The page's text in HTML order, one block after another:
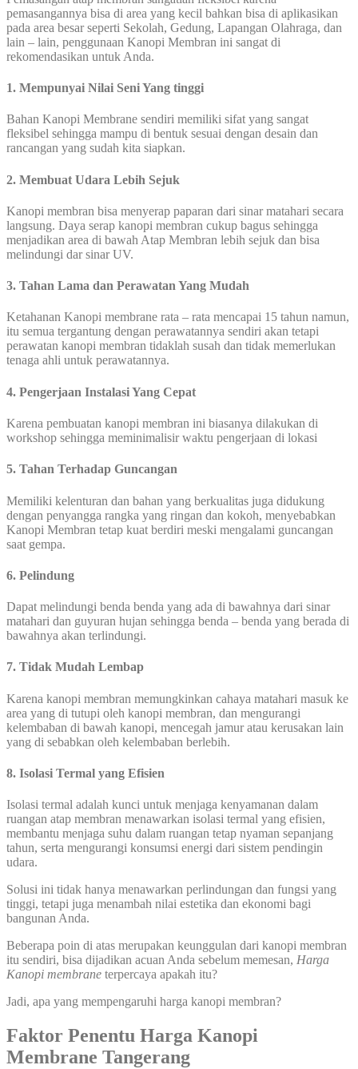
pemasangannya bisa di area yang kecil bahkan bisa di aplikasikan
pada area besar seperti Sekolah, Gedung, Lapangan Olahraga, dan
lain – lain, penggunaan Kanopi Membran ini sangat di
rekomendasikan untuk Anda.
1. Mempunyai Nilai Seni Yang tinggi
Bahan Kanopi Membrane sendiri memiliki sifat yang sangat
fleksibel sehingga mampu di bentuk sesuai dengan desain dan
rancangan yang sudah kita siapkan.
2. Membuat Udara Lebih Sejuk
Kanopi membran bisa menyerap paparan dari sinar matahari secara
langsung. Daya serap kanopi membran cukup bagus sehingga
menjadikan area di bawah Atap Membran lebih sejuk dan bisa
melindungi dar sinar UV.
3. Tahan Lama dan Perawatan Yang Mudah
Ketahanan Kanopi membrane rata – rata mencapai 15 tahun namun,
itu semua tergantung dengan perawatannya sendiri akan tetapi
perawatan kanopi membran tidaklah susah dan tidak memerlukan
tenaga ahli untuk perawatannya.
4. Pengerjaan Instalasi Yang Cepat
Karena pembuatan kanopi membran ini biasanya dilakukan di
workshop sehingga meminimalisir waktu pengerjaan di lokasi
5. Tahan Terhadap Guncangan
Memiliki kelenturan dan bahan yang berkualitas juga didukung
dengan penyangga rangka yang ringan dan kokoh, menyebabkan
Kanopi Membran tetap kuat berdiri meski mengalami guncangan
saat gempa.
6. Pelindung
Dapat melindungi benda benda yang ada di bawahnya dari sinar
matahari dan guyuran hujan sehingga benda – benda yang berada di
bawahnya akan terlindungi.
7. Tidak Mudah Lembap
Karena kanopi membran memungkinkan cahaya matahari masuk ke
area yang di tutupi oleh kanopi membran, dan mengurangi
kelembaban di bawah kanopi, mencegah jamur atau kerusakan lain
yang di sebabkan oleh kelembaban berlebih.
8. Isolasi Termal yang Efisien
Isolasi termal adalah kunci untuk menjaga kenyamanan dalam
ruangan atap membran menawarkan isolasi termal yang efisien,
membantu menjaga suhu dalam ruangan tetap nyaman sepanjang
tahun, serta mengurangi konsumsi energi dari sistem pendingin
udara.
Solusi ini tidak hanya menawarkan perlindungan dan fungsi yang
tinggi, tetapi juga menambah nilai estetika dan ekonomi bagi
bangunan Anda.
Beberapa poin di atas merupakan keunggulan dari kanopi membran
itu sendiri, bisa dijadikan acuan Anda sebelum memesan, Harga
Kanopi membrane terpercaya apakah itu?
Jadi, apa yang mempengaruhi harga kanopi membran?
Faktor Penentu Harga Kanopi
Membrane Tangerang